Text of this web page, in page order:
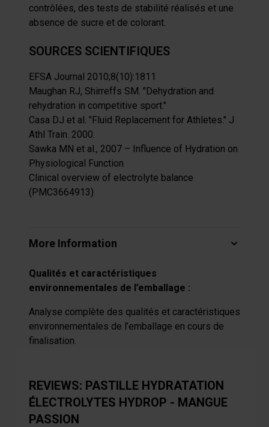
contrôlées, des tests de stabilité réalisés et une
absence de sucre et de colorant.
SOURCES SCIENTIFIQUES
EFSA Journal 2010;8(10):1811
Maughan RJ, Shirreffs SM. "Dehydration and
rehydration in competitive sport."
Casa DJ et al. "Fluid Replacement for Athletes." J
Athl Train. 2000.
Sawka MN et al., 2007 – Influence of Hydration on
Physiological Function
Clinical overview of electrolyte balance
(PMC3664913)
More Information
Qualités et caractéristiques
environnementales de l’emballage :
Analyse complète des qualités et caractéristiques
environnementales de l’emballage en cours de
finalisation.
REVIEWS: PASTILLE HYDRATATION
ÉLECTROLYTES HYDROP - MANGUE
PASSION